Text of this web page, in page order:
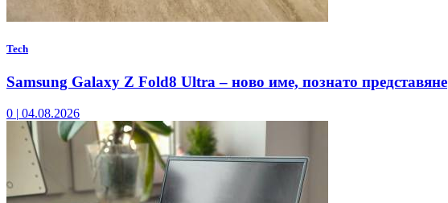
Tech
Samsung Galaxy Z Fold8 Ultra – ново име, познато представяне
0 | 04.08.2026